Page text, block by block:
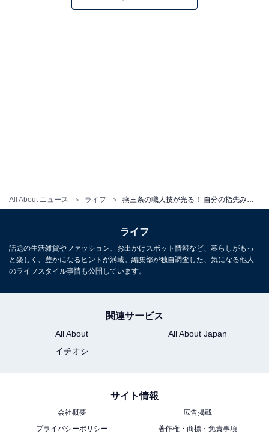
All About ニュース ライフ
「ゆびさきトング」なら、食材を簡単に選り分けられる
食材ごとに形が違うサラダも、「ゆびさきトング」なら
しっかりと取り分けることができます。食材を選り分け
ライフ
話題の生活雑貨やファッション、お出かけスポット情報など、暮らしがもっ
と楽しく、豊かになるヒントが満載。編集部が独自調査した、気になる他人
のライフスタイル事情も公開しています。
関連サービス
All About
All About Japan
イチオシ
サイト情報
会社概要
広告掲載
プライバシーポリシー
著作権・商標・免責事項